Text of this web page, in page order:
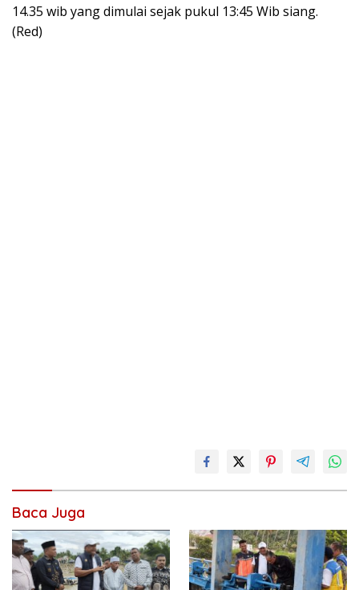
14.35 wib yang dimulai sejak pukul 13:45 Wib siang.
(Red)
Baca Juga